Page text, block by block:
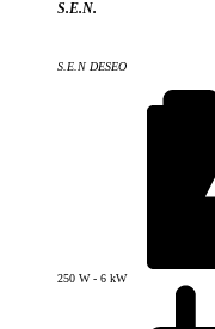
S.E.N.
S.E.N DESEO
250 W - 6 kW